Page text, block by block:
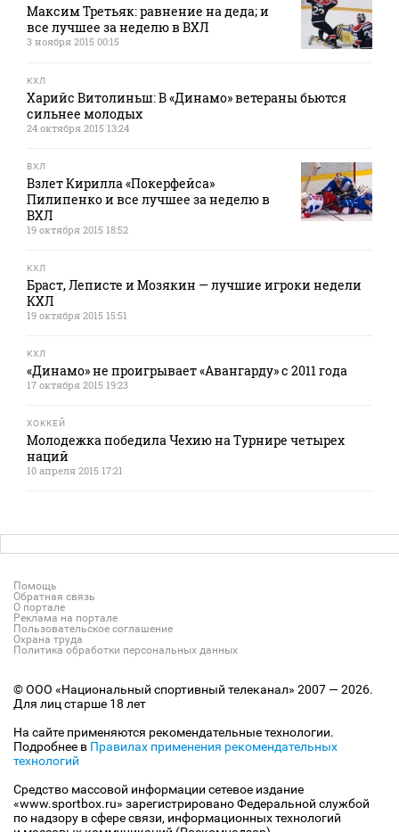
Максим Третьяк: равнение на деда; и
все лучшее за неделю в ВХЛ
3 ноября 2015 00:15
КХЛ
Харийс Витолиньш: В «Динамо» ветераны бьются
сильнее молодых
24 октября 2015 13:24
ВХЛ
Взлет Кирилла «Покерфейса»
Пилипенко и все лучшее за неделю в
ВХЛ
19 октября 2015 18:52
КХЛ
Браст, Леписте и Мозякин — лучшие игроки недели
КХЛ
19 октября 2015 15:51
КХЛ
«Динамо» не проигрывает «Авангарду» с 2011 года
17 октября 2015 19:23
ХОККЕЙ
Молодежка победила Чехию на Турнире четырех
наций
10 апреля 2015 17:21
Помощь
Обратная связь
О портале
Реклама на портале
Пользовательское соглашение
Охрана труда
Политика обработки персональных данных
© ООО «Национальный спортивный телеканал» 2007 — 2026.
Для лиц старше 18 лет
На сайте применяются рекомендательные технологии.
Подробнее в Правилах применения рекомендательных
технологий
Средство массовой информации сетевое издание
«www.sportbox.ru» зарегистрировано Федеральной службой
по надзору в сфере связи, информационных технологий